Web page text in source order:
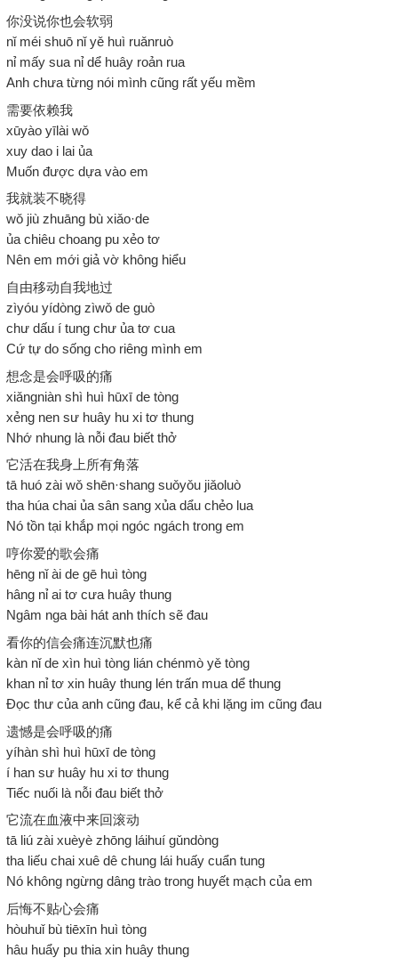
你没说你也会软弱
nǐ méi shuō nǐ yě huì ruǎnruò
nỉ mấy sua nỉ dể huây roản rua
Anh chưa từng nói mình cũng rất yếu mềm
需要依赖我
xūyào yīlài wǒ
xuy dao i lai ủa
Muốn được dựa vào em
我就装不晓得
wǒ jiù zhuāng bù xiǎo·de
ủa chiêu choang pu xẻo tơ
Nên em mới giả vờ không hiểu
自由移动自我地过
zìyóu yídòng zìwǒ de guò
chư dấu í tung chư ủa tơ cua
Cứ tự do sống cho riêng mình em
想念是会呼吸的痛
xiǎngniàn shì huì hūxī de tòng
xẻng nen sư huây hu xi tơ thung
Nhớ nhung là nỗi đau biết thở
它活在我身上所有角落
tā huó zài wǒ shēn·shang suǒyǒu jiǎoluò
tha húa chai ủa sân sang xủa dẩu chẻo lua
Nó tồn tại khắp mọi ngóc ngách trong em
哼你爱的歌会痛
hēng nǐ ài de gē huì tòng
hâng nỉ ai tơ cưa huây thung
Ngâm nga bài hát anh thích sẽ đau
看你的信会痛连沉默也痛
kàn nǐ de xìn huì tòng lián chénmò yě tòng
khan nỉ tơ xin huây thung lén trấn mua dể thung
Đọc thư của anh cũng đau, kể cả khi lặng im cũng đau
遗憾是会呼吸的痛
yíhàn shì huì hūxī de tòng
í han sư huây hu xi tơ thung
Tiếc nuối là nỗi đau biết thở
它流在血液中来回滚动
tā liú zài xuèyè zhōng láihuí gǔndòng
tha liếu chai xuê dê chung lái huấy cuẩn tung
Nó không ngừng dâng trào trong huyết mạch của em
后悔不贴心会痛
hòuhuǐ bù tiēxīn huì tòng
hâu huẩy pu thia xin huây thung